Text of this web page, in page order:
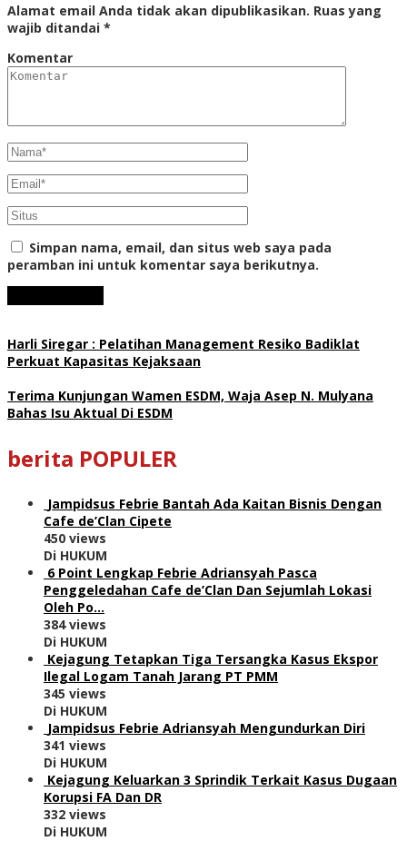
Alamat email Anda tidak akan dipublikasikan. Ruas yang
wajib ditandai *
Komentar
Simpan nama, email, dan situs web saya pada
peramban ini untuk komentar saya berikutnya.
Harli Siregar : Pelatihan Management Resiko Badiklat
Perkuat Kapasitas Kejaksaan
Terima Kunjungan Wamen ESDM, Waja Asep N. Mulyana
Bahas Isu Aktual Di ESDM
berita POPULER
Jampidsus Febrie Bantah Ada Kaitan Bisnis Dengan
Cafe de’Clan Cipete
450 views
Di HUKUM
6 Point Lengkap Febrie Adriansyah Pasca
Penggeledahan Cafe de’Clan Dan Sejumlah Lokasi
Oleh Po…
384 views
Di HUKUM
Kejagung Tetapkan Tiga Tersangka Kasus Ekspor
Ilegal Logam Tanah Jarang PT PMM
345 views
Di HUKUM
Jampidsus Febrie Adriansyah Mengundurkan Diri
341 views
Di HUKUM
Kejagung Keluarkan 3 Sprindik Terkait Kasus Dugaan
Korupsi FA Dan DR
332 views
Di HUKUM